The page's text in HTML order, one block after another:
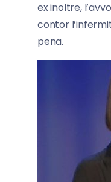
ex inoltre,
contor
pena.